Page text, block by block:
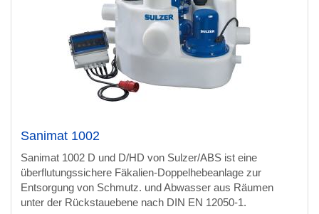
Sanimat 1002
Sanimat 1002 D und D/HD von Sulzer/ABS ist eine
überflutungssichere Fäkalien-Doppelhebeanlage zur
Entsorgung von Schmutz. und Abwasser aus Räumen
unter der Rückstauebene nach DIN EN 12050-1.